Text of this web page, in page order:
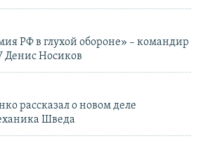
РФ в глухой обороне» – командир
Денис Носиков
рассказал о новом деле
Шведа